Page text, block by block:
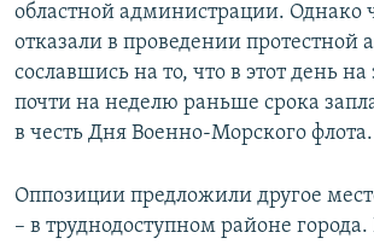
областной администрации. Однако
отказали в проведении протестной
сославшись на то, что в этот день на
почти на неделю раньше срока
в честь Дня Военно-Морского флота.
Оппозиции предложили другое
– в труднодоступном районе города.